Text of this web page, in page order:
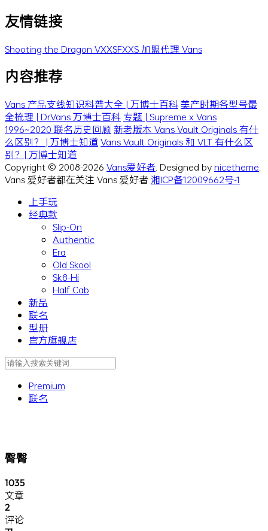
友情链接
Shooting the Dragon VXXSFXXS加盟代理 Vans
内容推荐
Vans 产品支线知识科普大全 | 万博士百科美产时期各型号最
全梳理 | Dr.Vans 万博士百科 专题 | Supreme x Vans
1996~2020 联名历史回顾 新老版本 Vans Vault Originals 有什
么区别？ | 万博士知道Vans Vault Originals 和 VLT 有什么区
别？| 万博士知道
Copyright © 2008-2026 Vans爱好者. Designed bynicetheme.
Vans 爱好者都在关注 Vans 爱好者湘ICP备12009662号-1
上手玩
经典款
Slip-On
Authentic
Era
Old Skool
Sk8-Hi
Half Cab
新品
联名
型册
官方旗舰店
Premium
联名
臀臀
1035
文章
2
评论